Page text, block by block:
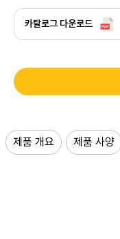
카탈로그 다운로드
제품 개요 제품 사양